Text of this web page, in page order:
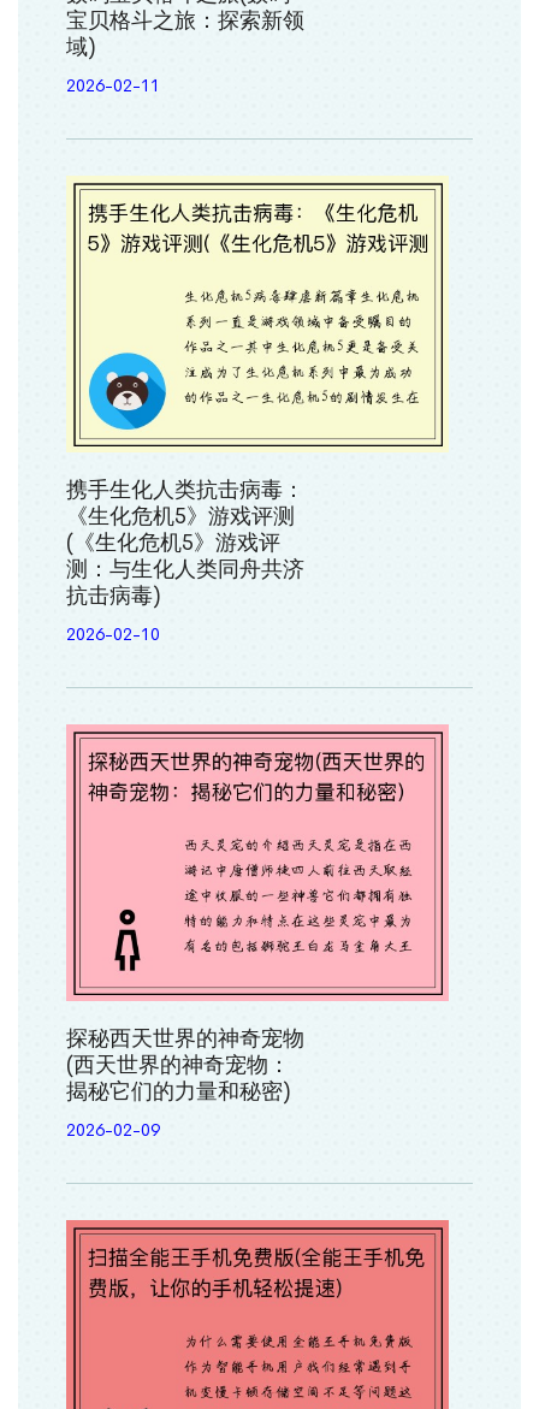
宝贝格斗之旅：探索新领
域)
2026-02-11
携手生化人类抗击病毒：
《生化危机5》游戏评测
(《生化危机5》游戏评
测：与生化人类同舟共济
抗击病毒)
2026-02-10
探秘西天世界的神奇宠物
(西天世界的神奇宠物：
揭秘它们的力量和秘密)
2026-02-09